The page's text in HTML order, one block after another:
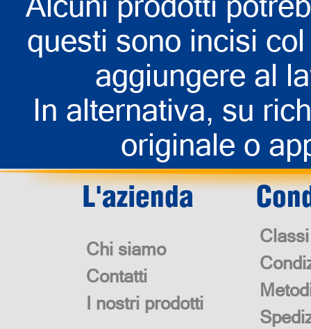
questi sono incisi
aggiungere al
In alternativa, su
originale o
L'azienda
Chi siamo
Contatti
I nostri prodotti